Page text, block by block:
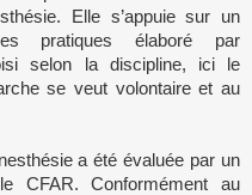
Elle s’appuie sur un
pratiques élaboré par
selon la discipline, ici le
se veut volontaire et au
a été évaluée par un
CFAR. Conformément au